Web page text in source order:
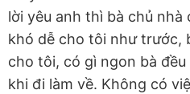
lời yêu anh thì bà chủ
khó dễ cho tôi như trước,
cho tôi, có gì ngon bà
khi đi làm về. Không có